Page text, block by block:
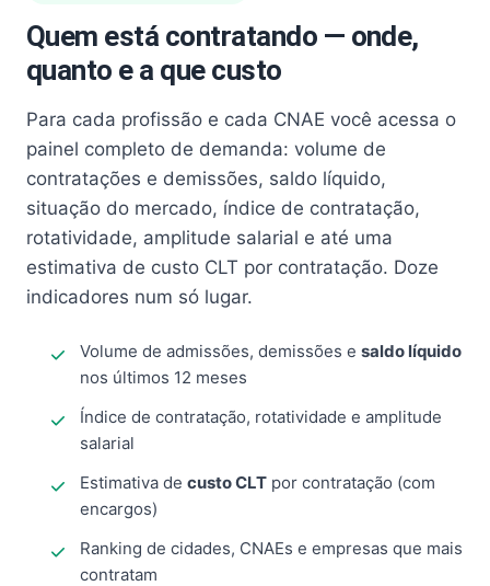
Quem está contratando — onde,
quanto e a que custo
Para cada profissão e cada CNAE você acessa o
painel completo de demanda: volume de
contratações e demissões, saldo líquido,
situação do mercado, índice de contratação,
rotatividade, amplitude salarial e até uma
estimativa de custo CLT por contratação. Doze
indicadores num só lugar.
Volume de admissões, demissões e saldo líquido
nos últimos 12 meses
Índice de contratação, rotatividade e amplitude
salarial
Estimativa de custo CLT por contratação (com
encargos)
Ranking de cidades, CNAEs e empresas que mais
contratam